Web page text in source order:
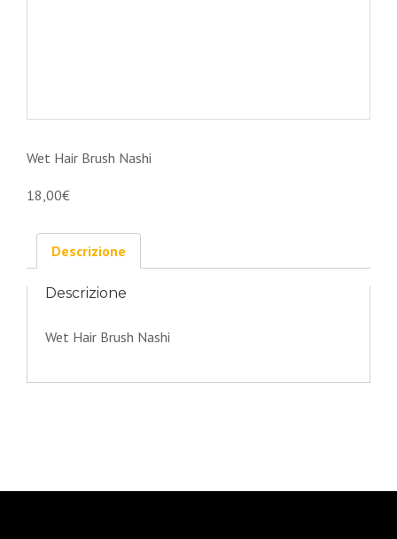
Wet Hair Brush Nashi
18,00€
Descrizione
Descrizione
Wet Hair Brush Nashi